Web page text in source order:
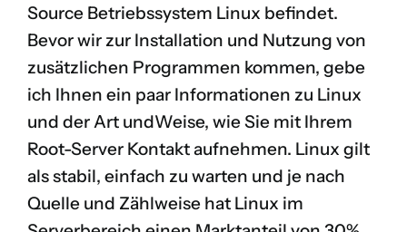
Source Betriebssystem Linux befindet.
Bevor wir zur Installation und Nutzung von
zusätzlichen Programmen kommen, gebe
ich Ihnen ein paar Informationen zu Linux
und der Art undWeise, wie Sie mit Ihrem
Root-Server Kontakt aufnehmen. Linux gilt
als stabil, einfach zu warten und je nach
Quelle und Zählweise hat Linux im